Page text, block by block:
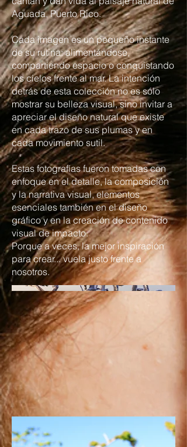
Aguada, Puerto Rico.
Cada imagen es un pequeño instante
de su rutina: alimentándose,
compartiendo espacio o conquistando
los cielos frente al mar. La intención
detrás de esta colección no es sólo
mostrar su belleza visual, sino invitar a
apreciar el diseño natural que existe
en cada trazo de sus plumas y en
cada movimiento sutil.
Estas fotografías fueron tomadas con
enfoque en el detalle, la composición
y la narrativa visual, elementos
esenciales también en el diseño
gráfico y en la creación de contenido
visual de impacto.
Porque a veces, la mejor inspiración
para crear... vuela justo frente a
nosotros.